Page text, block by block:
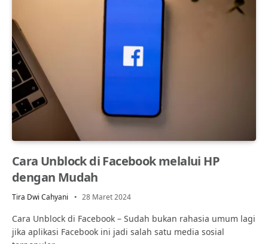
Cara Unblock di Facebook melalui HP
dengan Mudah
Tira Dwi Cahyani 28 Maret 2024
Cara Unblock di Facebook – Sudah bukan rahasia umum lagi
jika aplikasi Facebook ini jadi salah satu media sosial